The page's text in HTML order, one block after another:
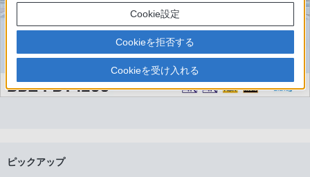
ピックアップ
Cookie設定
Cookieを拒否する
Cookieを受け入れる